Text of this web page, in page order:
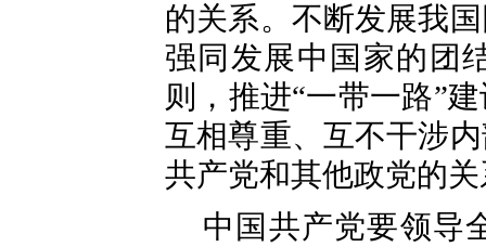
的关系。不断发展我
强同发展中国家的团
则，推进“一带一路”
互相尊重、互不干涉
共产党和其他政党的
中国共产党要领导